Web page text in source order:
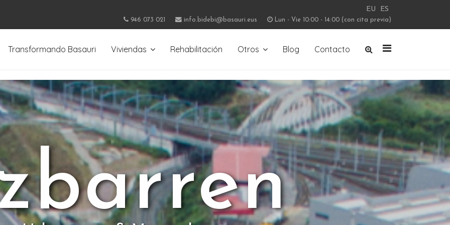
EU ES
946 073 021 info.bidebi@basauri.eus Lun - Vie 10:00 - 14:00 (con cita previa)
Transformando Basauri Viviendas Rehabilitación Otros Blog Contacto